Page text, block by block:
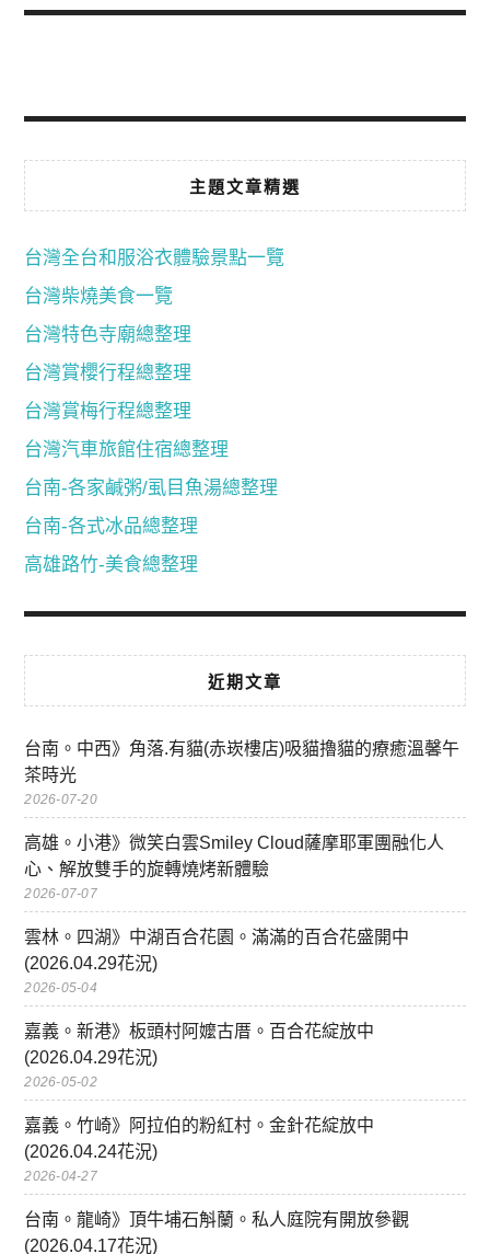
主題文章精選
台灣全台和服浴衣體驗景點一覽
台灣柴燒美食一覽
台灣特色寺廟總整理
台灣賞櫻行程總整理
台灣賞梅行程總整理
台灣汽車旅館住宿總整理
台南-各家鹹粥/虱目魚湯總整理
台南-各式冰品總整理
高雄路竹-美食總整理
近期文章
台南。中西》角落.有貓(赤崁樓店)吸貓擼貓的療癒溫馨午
茶時光
2026-07-20
高雄。小港》微笑白雲Smiley Cloud薩摩耶軍團融化人
心、解放雙手的旋轉燒烤新體驗
2026-07-07
雲林。四湖》中湖百合花園。滿滿的百合花盛開中
(2026.04.29花況)
2026-05-04
嘉義。新港》板頭村阿嬤古厝。百合花綻放中
(2026.04.29花況)
2026-05-02
嘉義。竹崎》阿拉伯的粉紅村。金針花綻放中
(2026.04.24花況)
2026-04-27
台南。龍崎》頂牛埔石斛蘭。私人庭院有開放參觀
(2026.04.17花況)